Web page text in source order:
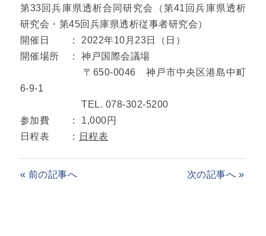
第33回兵庫県透析合同研究会（第41回兵庫県透析
研究会・第45回兵庫県透析従事者研究会）
開催日 ： 2022年10月23日（日）
開催場所 ： 神戸国際会議場
〒650-0046 神戸市中央区港島中町
6‐9‐1
TEL. 078‐302‐5200
参加費 ： 1,000円
日程表 ：
日程表
« 前の記事へ 次の記事へ »